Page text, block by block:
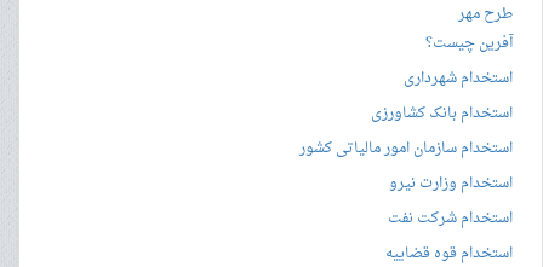
طرح مهر
آفرین چیست؟
استخدام شهرداری
استخدام بانک کشاورزی
استخدام سازمان امور مالیاتی کشور
استخدام وزارت نیرو
استخدام شرکت نفت
استخدام قوه قضاییه